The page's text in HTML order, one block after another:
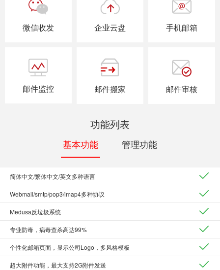
微信收发 企业云盘 手机邮箱
邮件监控 邮件搬家 邮件审核
功能列表
基本功能 管理功能
简体中文/繁体中文/英文多种语言
Webmail/smtp/pop3/imap4多种协议
Medusa反垃圾系统
专业防毒，病毒查杀高达99%
个性化邮箱页面，显示公司Logo，多风格模板
超大附件功能，最大支持2G附件发送